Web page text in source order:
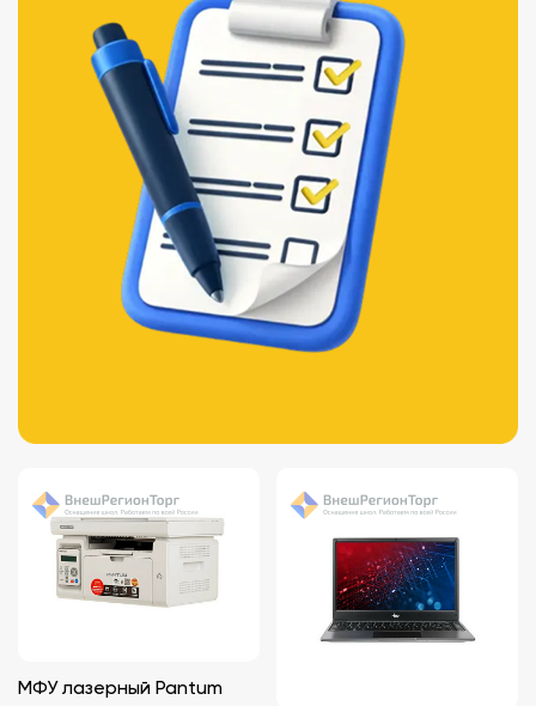
МФУ лазерный Pantum